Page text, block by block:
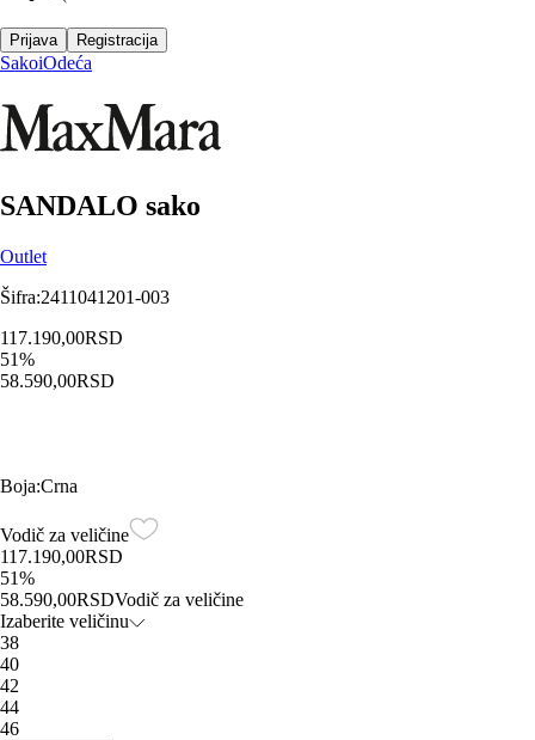
Prijava Registracija
SakoiOdeća
SANDALO sako
Outlet
Šifra:2411041201-003
117.190,00RSD
51%
58.590,00RSD
Boja:Crna
Vodič za veličine
117.190,00RSD
51%
58.590,00RSDVodič za veličine
Izaberite veličinu
38
40
42
44
46